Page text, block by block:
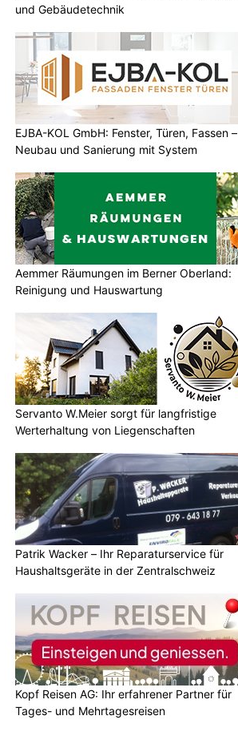
und Gebäudetechnik
EJBA-KOL GmbH: Fenster, Türen, Fassen –
Neubau und Sanierung mit System
Aemmer Räumungen im Berner Oberland:
Reinigung und Hauswartung
Servanto W.Meier sorgt für langfristige
Werterhaltung von Liegenschaften
Patrik Wacker – Ihr Reparaturservice für
Haushaltsgeräte in der Zentralschweiz
Kopf Reisen AG: Ihr erfahrener Partner für
Tages- und Mehrtagesreisen